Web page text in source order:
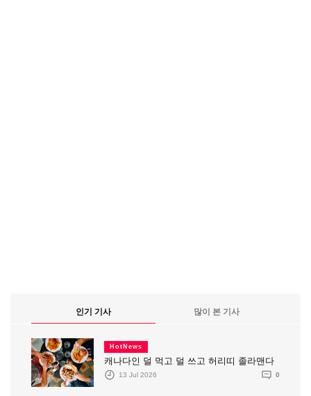
인기 기사 많이 본 기사
HotNews
캐나다인 덜 먹고 덜 쓰고 허리띠 졸라맨다
13 Jul 2026 0